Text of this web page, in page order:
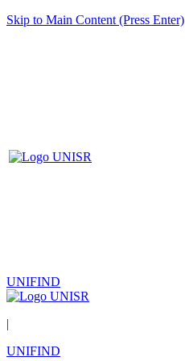
Skip to Main Content (Press Enter)
UNIFIND
|
UNIFIND